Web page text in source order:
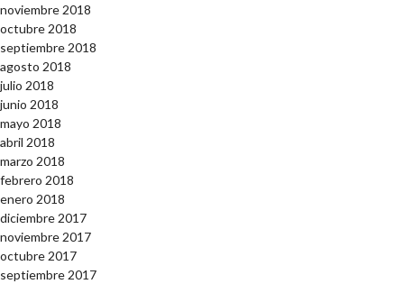
noviembre 2018
octubre 2018
septiembre 2018
agosto 2018
julio 2018
junio 2018
mayo 2018
abril 2018
marzo 2018
febrero 2018
enero 2018
diciembre 2017
noviembre 2017
octubre 2017
septiembre 2017